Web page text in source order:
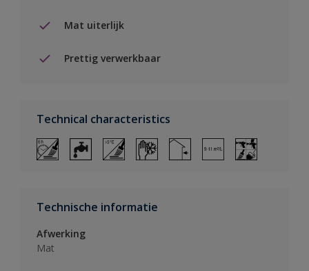
Mat uiterlijk
Prettig verwerkbaar
Technical characteristics
Technische informatie
Afwerking
Mat